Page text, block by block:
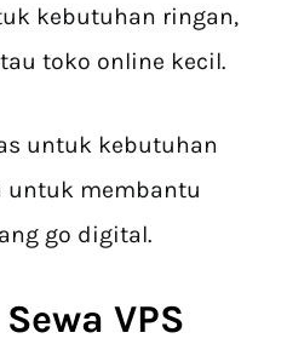
kebutuhan ringan,
toko online kecil.
untuk kebutuhan
untuk membantu
go digital.
VPS